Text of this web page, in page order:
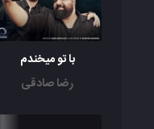
با تو میخندم
رضا صادقی